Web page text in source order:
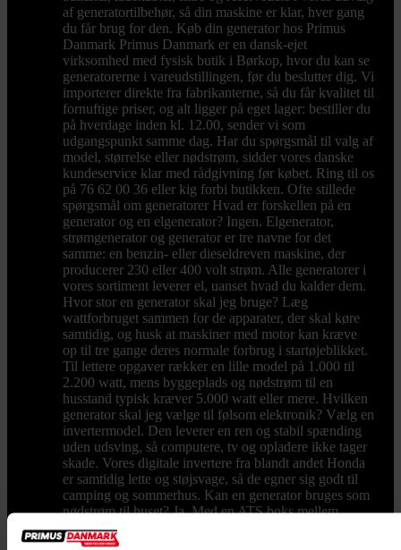
af generatortilbehør, så din maskine er klar, hver gang
du får brug for den. Køb din generator hos Primus
Danmark Primus Danmark er en dansk-ejet
virksomhed med fysisk butik i Børkop, hvor du kan se
generatorerne i vareudstillingen, før du beslutter dig. Vi
importerer direkte fra fabrikanterne, så du får kvalitet til
fornuftige priser, og alt ligger på eget lager: bestiller du
på hverdage inden kl. 12.00, sender vi som
udgangspunkt samme dag. Har du spørgsmål til valg af
model, størrelse eller nødstrøm, sidder vores danske
kundeservice klar med rådgivning før købet. Ring til os
på 76 62 00 36 eller kig forbi butikken. Ofte stillede
spørgsmål om generatorer Hvad er forskellen på en
generator og en elgenerator? Ingen. Elgenerator,
strømgenerator og generator er tre navne for det
samme: en benzin- eller dieseldreven maskine, der
producerer 230 eller 400 volt strøm. Alle generatorer i
vores sortiment leverer el, uanset hvad du kalder dem.
Hvor stor en generator skal jeg bruge? Læg
wattforbruget sammen for de apparater, der skal køre
samtidig, og husk at maskiner med motor kan kræve
op til tre gange deres normale forbrug i startøjeblikket.
Til lettere opgaver rækker en lille model på 1.000 til
2.200 watt, mens byggeplads og nødstrøm til en
husstand typisk kræver 5.000 watt eller mere. Hvilken
generator skal jeg vælge til følsom elektronik? Vælg en
invertermodel. Den leverer en ren og stabil spænding
uden udsving, så computere, tv og opladere ikke tager
skade. Vores digitale invertere fra blandt andet Honda
er samtidig lette og støjsvage, så de egner sig godt til
camping og sommerhus. Kan en generator bruges som
nødstrøm til huset? Ja. Med en ATS boks mellem
elnettet og generatoren starter maskinen automatisk ved
strømsvigt og slukker igen, når nettet vender tilbage.